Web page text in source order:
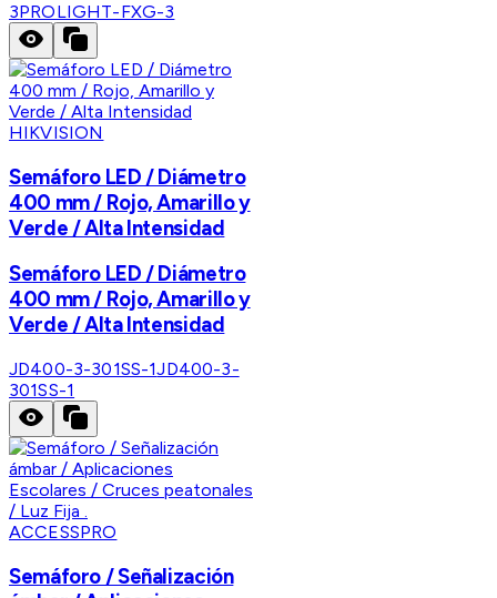
3PROLIGHT-FXG-3
HIKVISION
Semáforo LED / Diámetro
400 mm / Rojo, Amarillo y
Verde / Alta Intensidad
Semáforo LED / Diámetro
400 mm / Rojo, Amarillo y
Verde / Alta Intensidad
JD400-3-301SS-1JD400-3-
301SS-1
ACCESSPRO
Semáforo / Señalización